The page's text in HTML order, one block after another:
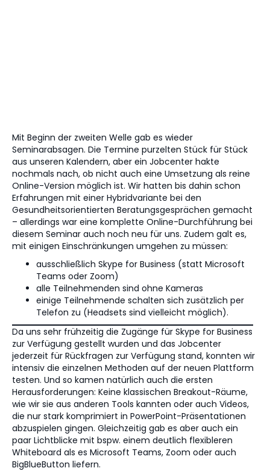
Mit Beginn der zweiten Welle gab es wieder
Seminarabsagen. Die Termine purzelten Stück für Stück
aus unseren Kalendern, aber ein Jobcenter hakte
nochmals nach, ob nicht auch eine Umsetzung als reine
Online-Version möglich ist. Wir hatten bis dahin schon
Erfahrungen mit einer Hybridvariante bei den
Gesundheitsorientierten Beratungsgesprächen gemacht
– allerdings war eine komplette Online-Durchführung bei
diesem Seminar auch noch neu für uns. Zudem galt es,
mit einigen Einschränkungen umgehen zu müssen:
ausschließlich Skype for Business (statt Microsoft
Teams oder Zoom)
alle Teilnehmenden sind ohne Kameras
einige Teilnehmende schalten sich zusätzlich per
Telefon zu (Headsets sind vielleicht möglich).
Da uns sehr frühzeitig die Zugänge für Skype for Business
zur Verfügung gestellt wurden und das Jobcenter
jederzeit für Rückfragen zur Verfügung stand, konnten wir
intensiv die einzelnen Methoden auf der neuen Plattform
testen. Und so kamen natürlich auch die ersten
Herausforderungen: Keine klassischen Breakout-Räume,
wie wir sie aus anderen Tools kannten oder auch Videos,
die nur stark komprimiert in PowerPoint-Präsentationen
abzuspielen gingen. Gleichzeitig gab es aber auch ein
paar Lichtblicke mit bspw. einem deutlich flexibleren
Whiteboard als es Microsoft Teams, Zoom oder auch
BigBlueButton liefern.